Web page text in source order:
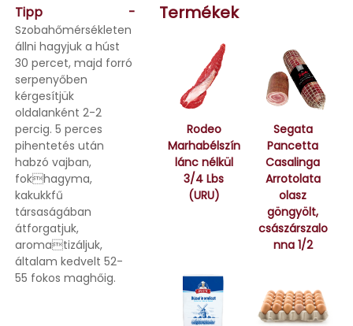
Tipp
-
Szobahőmérsékleten
állni hagyjuk a húst
30 percet, majd forró
serpenyőben
kérgesítjük
oldalanként 2-2
percig. 5 perces
pihentetés után
habzó vajban,
fokhagyma,
kakukkfű
társaságában
átforgatjuk,
aromatizáljuk,
általam kedvelt 52-
55 fokos maghőig.
Termékek
Rodeo
Marhabélszín
lánc nélkül
3/4 Lbs
(URU)
Segata
Pancetta
Casalinga
Arrotolata
olasz
göngyölt,
császárszalo
nna 1/2